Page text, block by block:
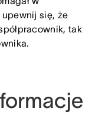
się, że
tak